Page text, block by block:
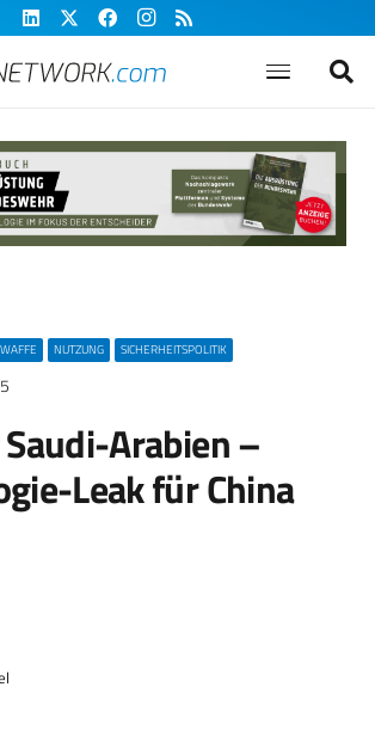
NUTZUNG SICHERHEITSPOLITIK
Arabien –
Leak für China